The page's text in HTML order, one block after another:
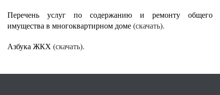
Перечень услуг по содержанию и ремонту общего
имущества в многоквартирном доме (скачать).
Азбука ЖКХ (скачать).